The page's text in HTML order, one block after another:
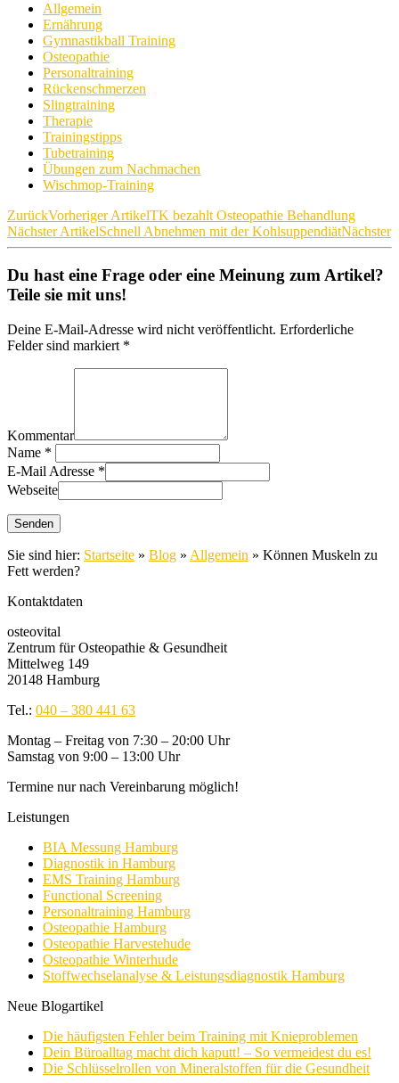
Allgemein
Ernährung
Gymnastikball Training
Osteopathie
Personaltraining
Rückenschmerzen
Slingtraining
Therapie
Trainingstipps
Tubetraining
Übungen zum Nachmachen
Wischmop-Training
ZurückVorheriger ArtikelTK bezahlt Osteopathie Behandlung
Nächster ArtikelSchnell Abnehmen mit der KohlsuppendiätNächster
Du hast eine Frage oder eine Meinung zum Artikel?
Teile sie mit uns!
Deine E-Mail-Adresse wird nicht veröffentlicht. Erforderliche
Felder sind markiert *
Kommentar
Name *
E-Mail Adresse *
Webseite
Sie sind hier: Startseite » Blog » Allgemein » Können Muskeln zu
Fett werden?
Kontaktdaten
osteovital
Zentrum für Osteopathie & Gesundheit
Mittelweg 149
20148 Hamburg
Tel.: 040 – 380 441 63
Montag – Freitag von 7:30 – 20:00 Uhr
Samstag von 9:00 – 13:00 Uhr
Termine nur nach Vereinbarung möglich!
Leistungen
BIA Messung Hamburg
Diagnostik in Hamburg
EMS Training Hamburg
Functional Screening
Personaltraining Hamburg
Osteopathie Hamburg
Osteopathie Harvestehude
Osteopathie Winterhude
Stoffwechselanalyse & Leistungsdiagnostik Hamburg
Neue Blogartikel
Die häufigsten Fehler beim Training mit Knieproblemen
Dein Büroalltag macht dich kaputt! – So vermeidest du es!
Die Schlüsselrollen von Mineralstoffen für die Gesundheit